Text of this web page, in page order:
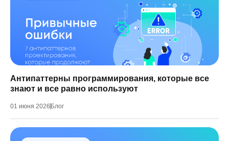
Антипаттерны программирования, которые все
знают и все равно используют
01 июня 2026 Блог